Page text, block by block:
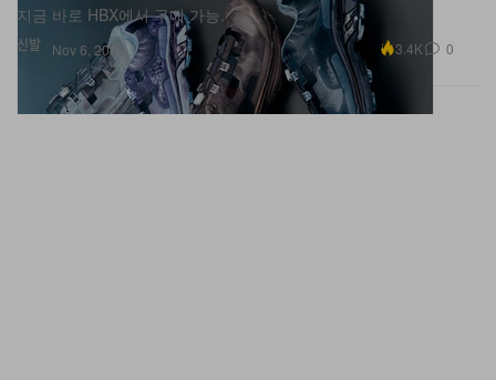
신발
지금 바로 HBX에서 구매 가능.
Nov 6, 2023 3.4K 0